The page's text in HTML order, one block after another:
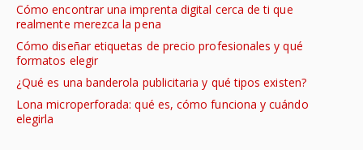
Cómo encontrar una imprenta digital cerca de ti que
realmente merezca la pena
Cómo diseñar etiquetas de precio profesionales y qué
formatos elegir
¿Qué es una banderola publicitaria y qué tipos existen?
Lona microperforada: qué es, cómo funciona y cuándo
elegirla